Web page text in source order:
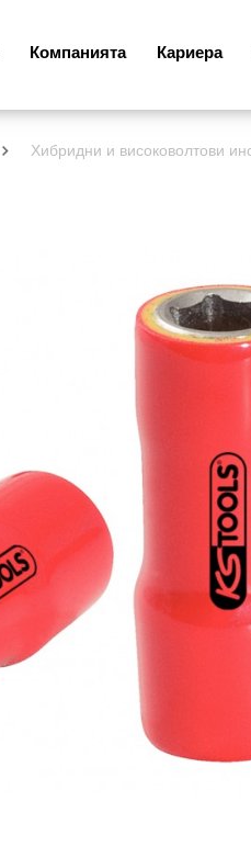
Компанията Кариера
Хибридни и високоволтови